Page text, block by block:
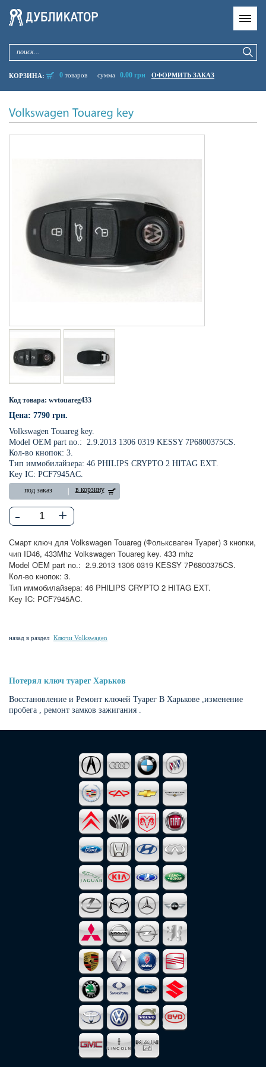
КОРЗИНА: 0 товаров сумма 0.00 грн ОФОРМИТЬ ЗАКАЗ
Код товара: wvtouareg433
Цена: 7790 грн.
Volkswagen Touareg key.
Model OEM part no.: 2.9.2013 1306 0319 KESSY 7P6800375CS.
Кол-во кнопок: 3.
Тип иммобилайзера: 46 PHILIPS CRYPTO 2 HITAG EXT.
Key IC: PCF7945AC.
под заказ в корзину
- +
Смарт ключ для Volkswagen Touareg (Фольксваген Туарег) 3 кнопки,
чип ID46, 433Mhz Volkswagen Touareg key. 433 mhz
Model OEM part no.: 2.9.2013 1306 0319 KESSY 7P6800375CS.
Кол-во кнопок: 3.
Тип иммобилайзера: 46 PHILIPS CRYPTO 2 HITAG EXT.
Key IC: PCF7945AC.
назад в раздел Ключи Volkswagen
Потерял ключ туарег Харьков
Восстановление и Ремонт ключей Туарег В Харькове ,изменение
пробега , ремонт замков зажигания .